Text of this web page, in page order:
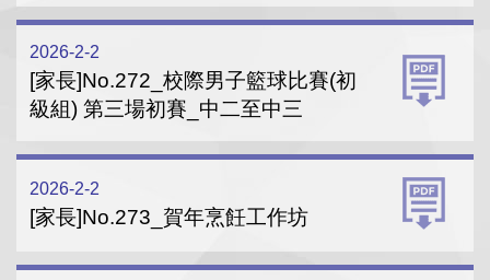
2026-2-2
[家長]No.272_校際男子籃球比賽(初
級組) 第三場初賽_中二至中三
2026-2-2
[家長]No.273_賀年烹飪工作坊